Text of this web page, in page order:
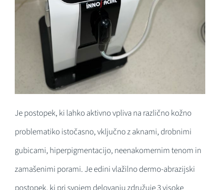
Je postopek, ki lahko aktivno vpliva na različno kožno
problematiko istočasno, vključno z aknami, drobnimi
gubicami, hiperpigmentacijo, neenakomernim tenom in
zamašenimi porami. Je edini vlažilno dermo-abrazijski